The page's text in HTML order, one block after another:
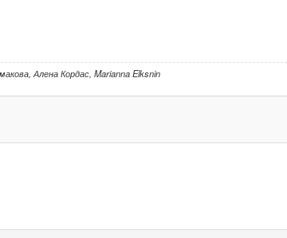
,Алена Кордас, Marianna Elksnin